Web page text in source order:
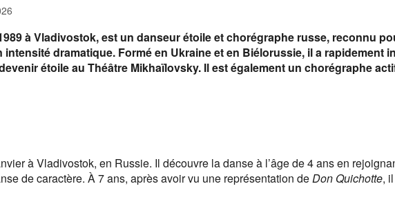
à Vladivostok, est un danseur étoile et chorégraphe russe, reconnu
dramatique. Formé en Ukraine et en Biélorussie, il a rapidement
étoile au Théâtre Mikhaïlovsky. Il est également un chorégraphe
à Vladivostok, en Russie. Il découvre la danse à l’âge de 4 ans en
de caractère. À 7 ans, après avoir vu une représentation deDon Quichotte,